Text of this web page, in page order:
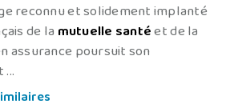
reconnu et solidement implanté
de la mutuelle santéet de la
assurance poursuit son